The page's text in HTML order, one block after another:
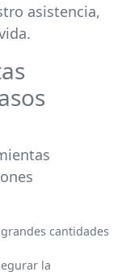
asistencia,
cantidades
la